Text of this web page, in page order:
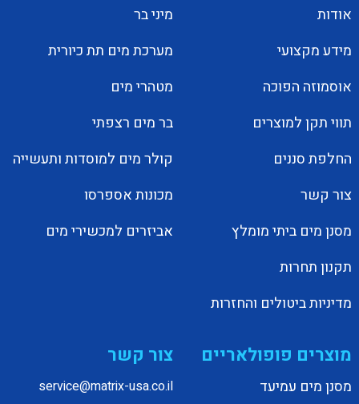
אודות
מידע מקצועי
אוסמוזה הפוכה
תווי תקן למוצרים
החלפת סננים
צור קשר
מסנן מים ביתי מומלץ
תקנון תחרות
מדיניות ביטולים והחזרות
מיני בר
מערכת מים תת כיורית
מטהרי מים
בר מים רצפתי
קולר מים למוסדות ותעשייה
מכונות אספרסו
אביזרים למכשירי מים
מוצרים פופולאריים
מסנן מים עמיעד
צור קשר
service@matrix-usa.co.il